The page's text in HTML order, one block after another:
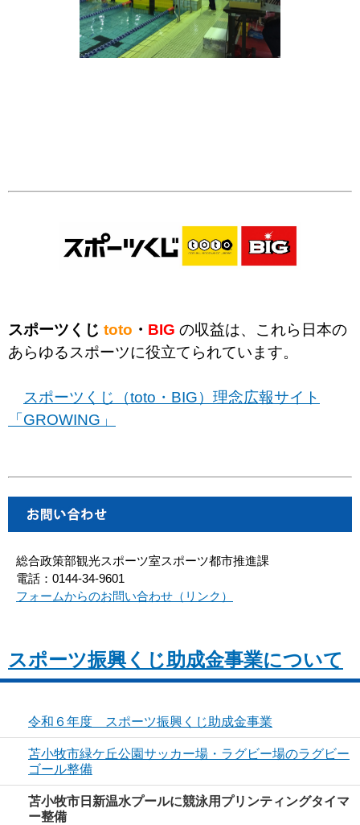
スポーツくじ toto ・ BIG の収益は、これら日本の
あらゆるスポーツに役立てられています。
スポーツくじ（toto・BIG）理念広報サイト
「GROWING」
総合政策部観光スポーツ室スポーツ都市推進課
電話：0144-34-9601
フォームからのお問い合わせ（リンク）
スポーツ振興くじ助成金事業について
令和６年度 スポーツ振興くじ助成金事業
苫小牧市緑ケ丘公園サッカー場・ラグビー場のラグビー
ゴール整備
苫小牧市日新温水プールに競泳用プリンティングタイマ
ー整備